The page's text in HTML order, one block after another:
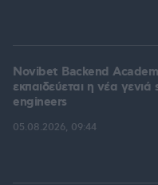
Novibet Backend
εκπαιδεύεται η νέα
engineers
05.08.2026, 09:44